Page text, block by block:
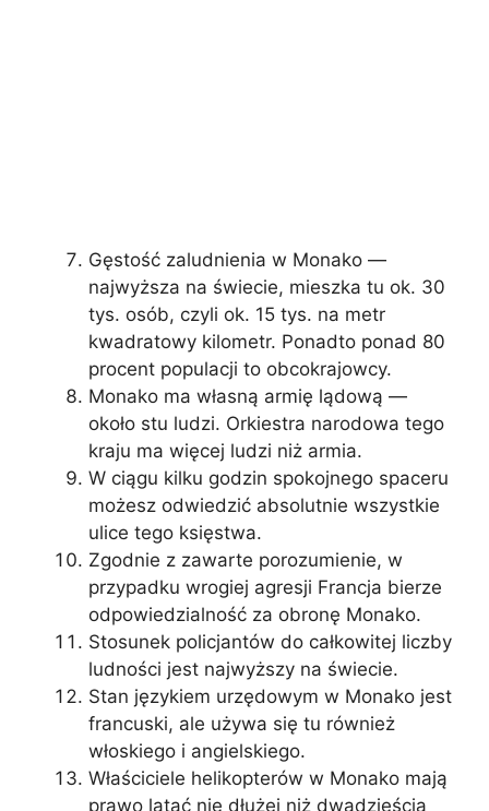
Gęstość zaludnienia w Monako —
najwyższa na świecie, mieszka tu ok. 30
tys. osób, czyli ok. 15 tys. na metr
kwadratowy kilometr. Ponadto ponad 80
procent populacji to obcokrajowcy.
Monako ma własną armię lądową —
około stu ludzi. Orkiestra narodowa tego
kraju ma więcej ludzi niż armia.
W ciągu kilku godzin spokojnego spaceru
możesz odwiedzić absolutnie wszystkie
ulice tego księstwa.
Zgodnie z zawarte porozumienie, w
przypadku wrogiej agresji Francja bierze
odpowiedzialność za obronę Monako.
Stosunek policjantów do całkowitej liczby
ludności jest najwyższy na świecie.
Stan językiem urzędowym w Monako jest
francuski, ale używa się tu również
włoskiego i angielskiego.
Właściciele helikopterów w Monako mają
prawo latać nie dłużej niż dwadzieścia